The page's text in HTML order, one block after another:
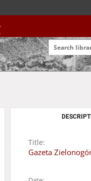
Title:
Gazeta